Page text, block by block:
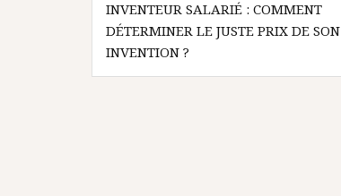
de
l’article
INVENTEUR SALARIÉ : COMMENT
DÉTERMINER LE JUSTE PRIX DE SON
INVENTION ?